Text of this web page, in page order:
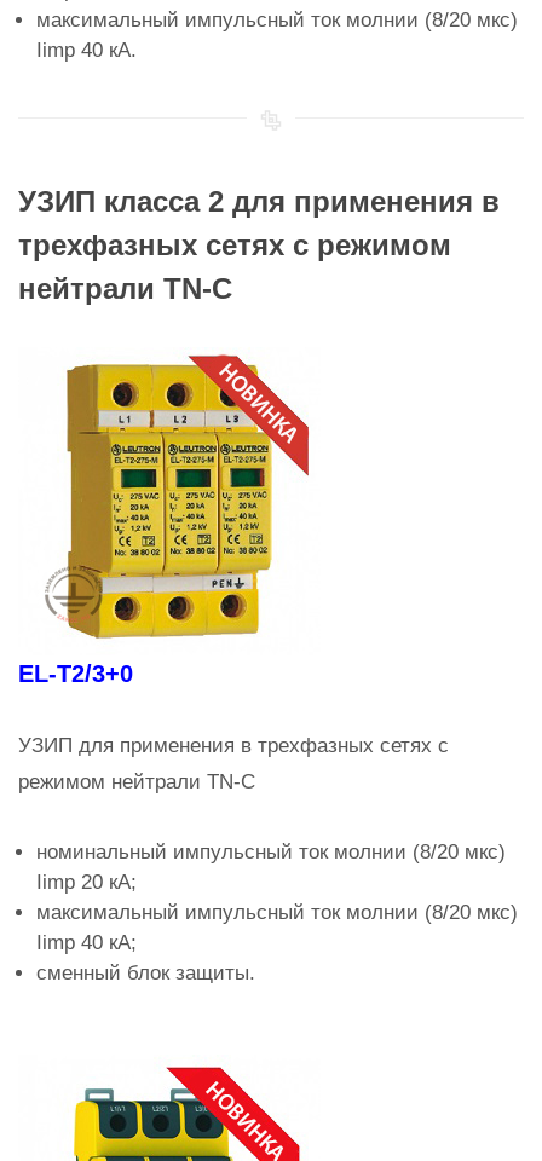
максимальный импульсный ток молнии (8/20 мкс)
Iimp 40 кА.
УЗИП класса 2 для применения в
трехфазных сетях с режимом
нейтрали TN-C
EL-T2/3+0
УЗИП для применения в трехфазных сетях с
режимом нейтрали TN-C
номинальный импульсный ток молнии (8/20 мкс)
Iimp 20 кА;
максимальный импульсный ток молнии (8/20 мкс)
Iimp 40 кА;
сменный блок защиты.